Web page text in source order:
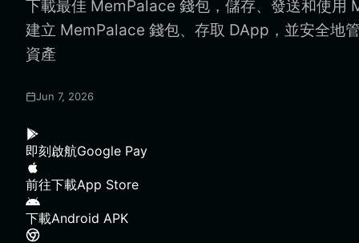
下載最佳 MemPalace 錢包，儲存、發送和使用
建立 MemPalace 錢包、存取 DApp，並安全地
資產
Jun 7, 2026
即刻啟航Google Pay
前往下載App Store
下載Android APK